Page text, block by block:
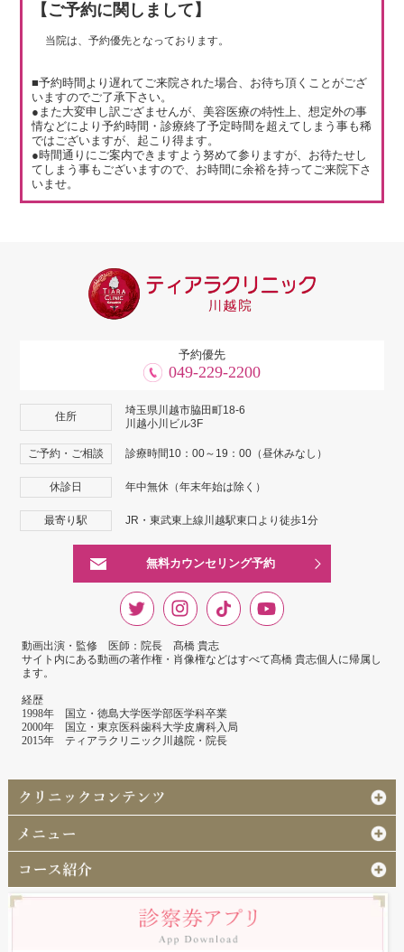
【ご予約に関しまして】
当院は、予約優先となっております。
■予約時間より遅れてご来院された場合、お待ち頂くことがござ
いますのでご了承下さい。
●また大変申し訳ござませんが、美容医療の特性上、想定外の事
情などにより予約時間・診療終了予定時間を超えてしまう事も稀
ではございますが、起こり得ます。
●時間通りにご案内できますよう努めて参りますが、お待たせし
てしまう事もございますので、お時間に余裕を持ってご来院下さ
いませ。
予約優先
049-229-2200
住所
埼玉県川越市脇田町18-6
川越小川ビル3F
ご予約・ご相談 診療時間10：00～19：00（昼休みなし）
休診日 年中無休（年末年始は除く）
最寄り駅 JR・東武東上線川越駅東口より徒歩1分
無料カウンセリング予約
動画出演・監修 医師：院長 髙橋 貴志
サイト内にある動画の著作権・肖像権などはすべて髙橋 貴志個人に帰属し
ます。
経歴
1998年 国立・徳島大学医学部医学科卒業
2000年 国立・東京医科歯科大学皮膚科入局
2015年 ティアラクリニック川越院・院長